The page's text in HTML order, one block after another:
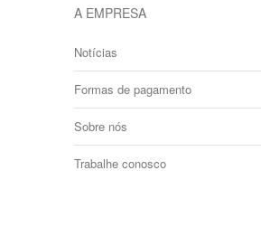
A EMPRESA
Notícias
Formas de pagamento
Sobre nós
Trabalhe conosco